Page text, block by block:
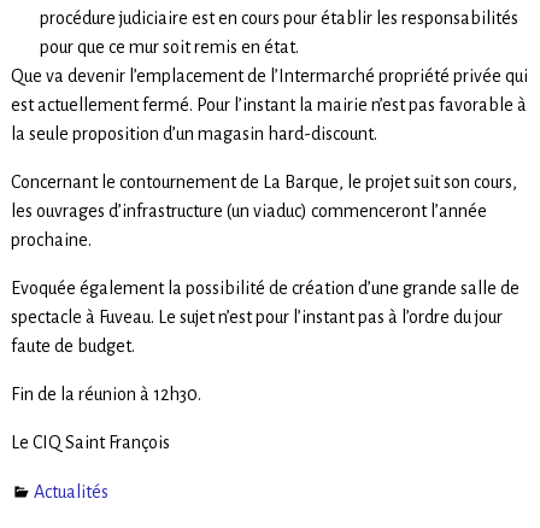
procédure judiciaire est en cours pour établir les responsabilités
pour que ce mur soit remis en état.
Que va devenir l’emplacement de l’Intermarché propriété privée qui
est actuellement fermé. Pour l’instant la mairie n’est pas favorable à
la seule proposition d’un magasin hard-discount.
Concernant le contournement de La Barque, le projet suit son cours,
les ouvrages d’infrastructure (un viaduc) commenceront l’année
prochaine.
Evoquée également la possibilité de création d’une grande salle de
spectacle à Fuveau. Le sujet n’est pour l’instant pas à l’ordre du jour
faute de budget.
Fin de la réunion à 12h30.
Le CIQ Saint François
Actualités